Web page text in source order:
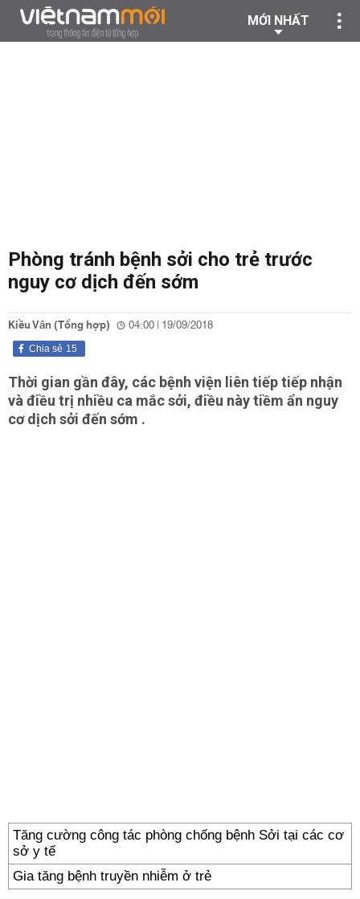
MỚI NHẤT
Phòng tránh bệnh sởi cho trẻ trước
nguy cơ dịch đến sớm
Kiều Vân (Tổng hợp) 04:00 | 19/09/2018
15
Chia sẻ
Thời gian gần đây, các bệnh viện liên tiếp tiếp nhận
và điều trị nhiều ca mắc sởi, điều này tiềm ẩn nguy
cơ dịch sởi đến sớm .
Tăng cường công tác phòng chống bệnh Sởi tại các cơ
sở y tế
Gia tăng bệnh truyền nhiễm ở trẻ